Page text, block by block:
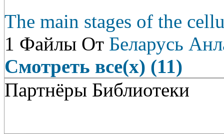
The main stages of the
1 Файлы От Беларусь
Смотреть все(х) (11)
Партнёры Библиотеки